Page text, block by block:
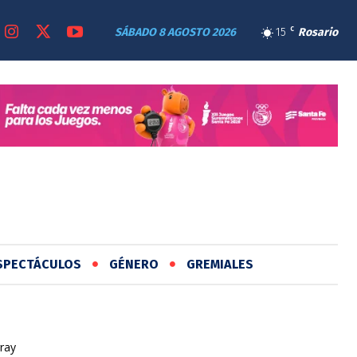
15 C Rosario
SÁBADO 8 AGOSTO 2026
GÉNERO GREMIALES